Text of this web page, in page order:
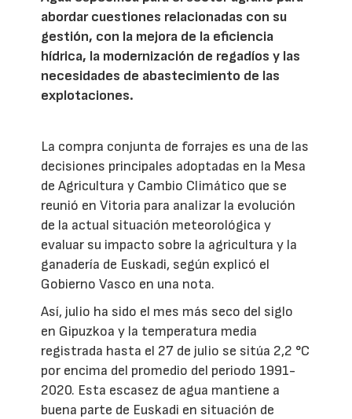
abordar cuestiones relacionadas con su
gestión, con la mejora de la eficiencia
hídrica, la modernización de regadíos y las
necesidades de abastecimiento de las
explotaciones.
La compra conjunta de forrajes es una de las
decisiones principales adoptadas en la Mesa
de Agricultura y Cambio Climático que se
reunió en Vitoria para analizar la evolución
de la actual situación meteorológica y
evaluar su impacto sobre la agricultura y la
ganadería de Euskadi, según explicó el
Gobierno Vasco en una nota.
Así, julio ha sido el mes más seco del siglo
en Gipuzkoa y la temperatura media
registrada hasta el 27 de julio se sitúa 2,2 °C
por encima del promedio del periodo 1991-
2020. Esta escasez de agua mantiene a
buena parte de Euskadi en situación de